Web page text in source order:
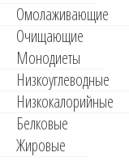
Омолаживающие
Очищающие
Монодиеты
Низкоуглеводные
Низкокалорийные
Белковые
Жировые